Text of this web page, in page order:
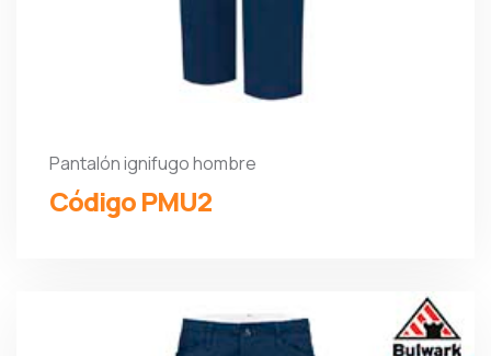
Pantalón ignifugo hombre
Código PMU2